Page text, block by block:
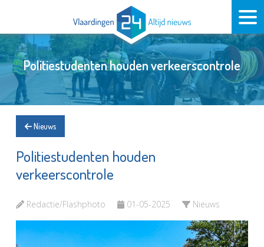
Politiestudenten houden verkeerscontrole
Nieuws
Politiestudenten houden
verkeerscontrole
Redactie/Flashphoto 01-05-2025 Nieuws